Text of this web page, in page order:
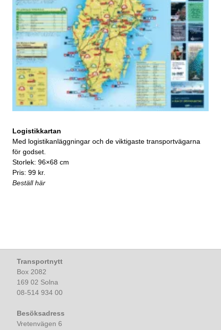
Logistikkartan
Med logistikanläggningar och de viktigaste transportvägarna
för godset.
Storlek: 96×68 cm
Pris: 99 kr.
Beställ här
Transportnytt
Box 2082
169 02 Solna
08-514 934 00
Besöksadress
Vretenvägen 6